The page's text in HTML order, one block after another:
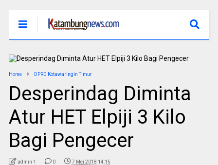
Home DPRD Kotawaringin Timur
Desperindag Diminta
Atur HET Elpiji 3 Kilo
Bagi Pengecer
admin 1 0 7 Mei 2018 14:15